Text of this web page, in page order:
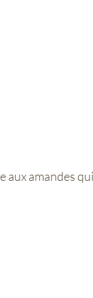
aux amandes